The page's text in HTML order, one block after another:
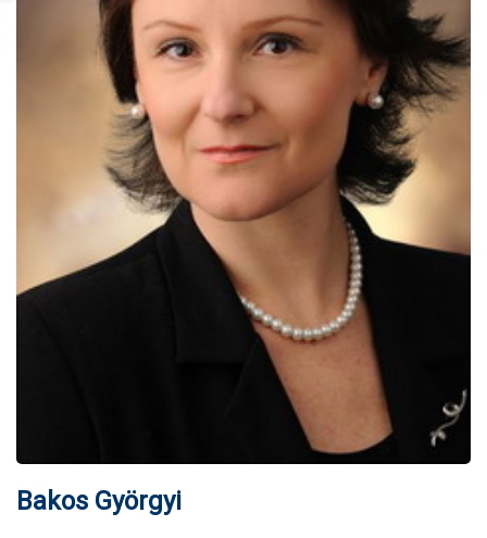
Bakos Györgyi